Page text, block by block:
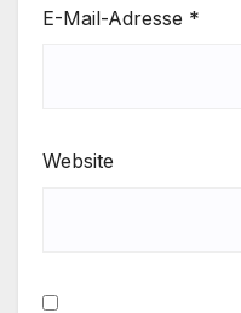
E-Mail-Adresse *
Website